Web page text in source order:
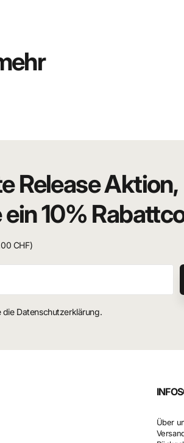
Release Aktion,
ein 10%
CHF)
die Datenschutzerklärung.
INFOS
Über